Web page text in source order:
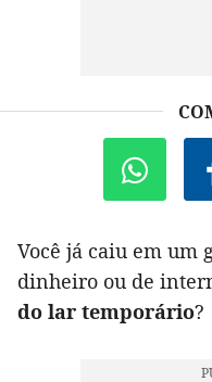
Você já caiu em um
dinheiro ou de
do lar temporário?